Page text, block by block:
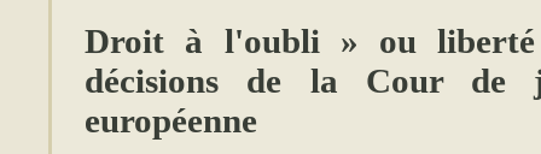
Droit à l'oubli » ou liberté
décisions de la Cour de
européenne